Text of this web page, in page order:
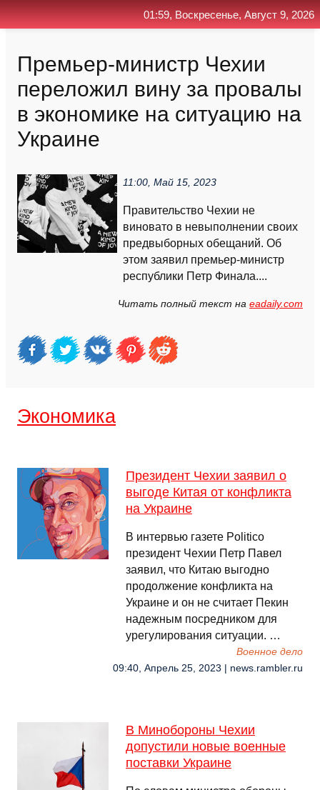
Премьер-министр Чехии
переложил вину за провалы
в экономике на ситуацию на
Украине
11:00, Май 15, 2023
Правительство Чехии не
виновато в невыполнении своих
предвыборных обещаний. Об
этом заявил премьер-министр
республики Петр Финала....
Читать полный текст на eadaily.com
Экономика
Президент Чехии заявил о
выгоде Китая от конфликта
на Украине
В интервью газете Politico
президент Чехии Петр Павел
заявил, что Китаю выгодно
продолжение конфликта на
Украине и он не считает Пекин
надежным посредником для
урегулирования ситуации. …
Военное дело
09:40, Апрель 25, 2023 | news.rambler.ru
В Минобороны Чехии
допустили новые военные
поставки Украине
01:59, Воскресенье, Август 9, 2026